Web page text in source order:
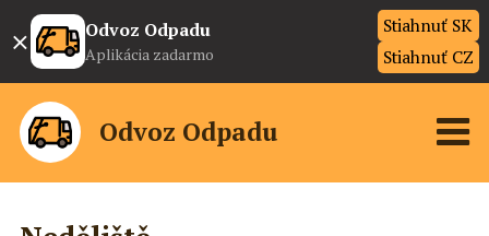
× Odvoz Odpadu
Aplikácia zadarmo
Stiahnuť SK
Stiahnuť CZ
Odvoz Odpadu